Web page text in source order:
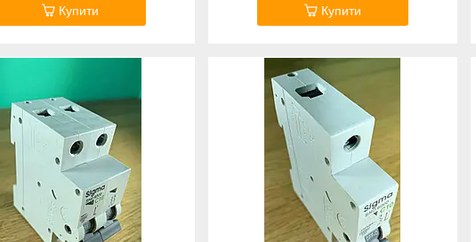
Купити Купити